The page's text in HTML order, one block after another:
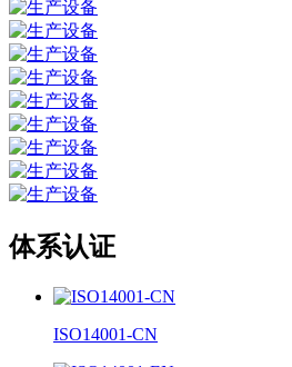
体系认证
ISO14001-CN